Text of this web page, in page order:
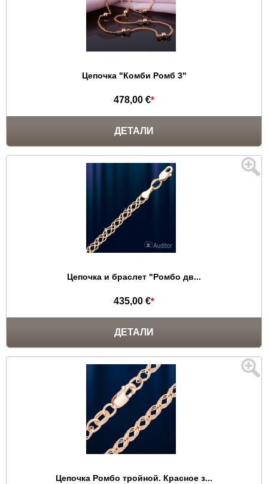
Цепочка "Комби Ромб 3"
478,00 €*
ДЕТАЛИ
Цепочка и браслет "Ромбо дв...
435,00 €*
ДЕТАЛИ
Цепочка Ромбо тройной. Красное з...